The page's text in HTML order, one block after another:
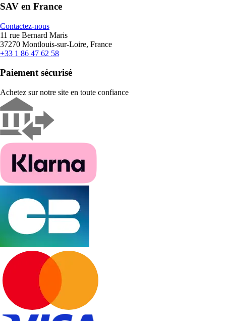
SAV en France
Contactez-nous
11 rue Bernard Maris
37270 Montlouis-sur-Loire, France
+33 1 86 47 62 58
Paiement sécurisé
Achetez sur notre site en toute confiance